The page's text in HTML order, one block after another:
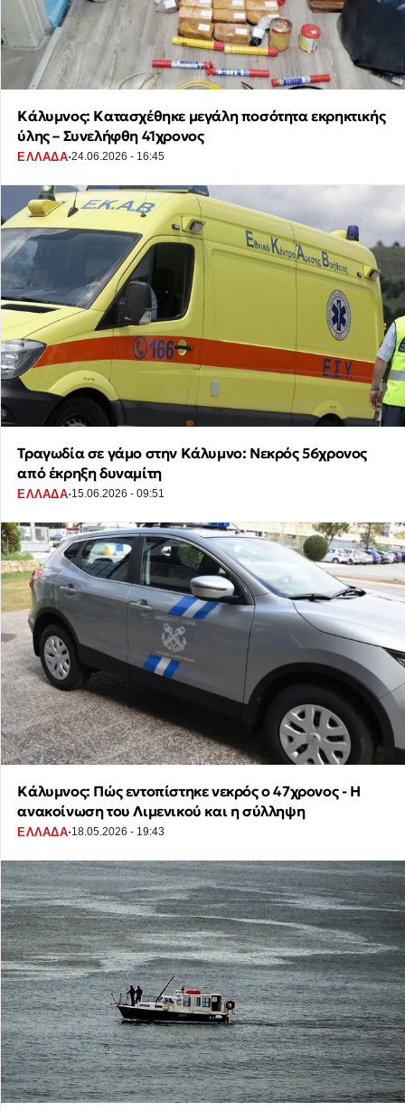
Κάλυμνος: Κατασχέθηκε μεγάλη ποσότητα εκρηκτικής
ύλης – Συνελήφθη 41χρονος
ΕΛΛΑΔΑ·24.06.2026 - 16:45
Τραγωδία σε γάμο στην Κάλυμνο: Νεκρός 56χρονος
από έκρηξη δυναμίτη
ΕΛΛΑΔΑ·15.06.2026 - 09:51
Κάλυμνος: Πώς εντοπίστηκε νεκρός ο 47χρονος - Η
ανακοίνωση του Λιμενικού και η σύλληψη
ΕΛΛΑΔΑ·18.05.2026 - 19:43